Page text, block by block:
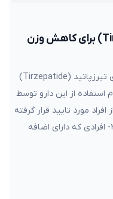
تایید داروی تیرزپاتید (Tirzepatide) برای کاهش وزن
اواخر اردیبهشت از نتایج قابل توجه داروی تیرزپاتید (Tirzepatide)
از این دارو توسط
مورد تایید قرار گرفته
است: ۱- افراد چاق (دارای BMI بالای ۳۰) ۲- افرادی که دارای اضافه